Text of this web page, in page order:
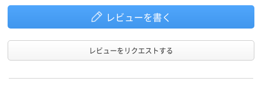
レビューを書く
レビューをリクエストする